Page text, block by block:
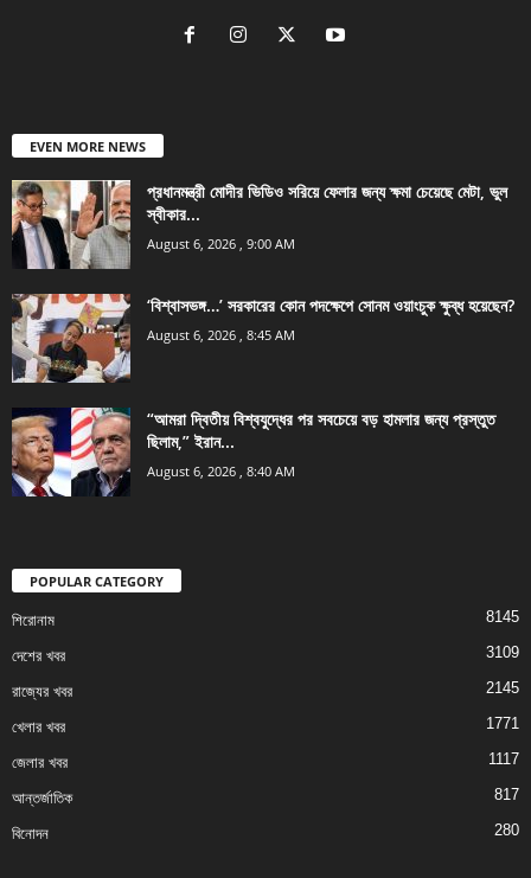
EVEN MORE NEWS
প্রধানমন্ত্রী মোদীর ভিডিও সরিয়ে ফেলার জন্য ক্ষমা চেয়েছে মেটা, ভুল
স্বীকার...
August 6, 2026 , 9:00 AM
‘বিশ্বাসভঙ্গ…’ সরকারের কোন পদক্ষেপে সোনম ওয়াংচুক ক্ষুব্ধ হয়েছেন?
August 6, 2026 , 8:45 AM
“আমরা দ্বিতীয় বিশ্বযুদ্ধের পর সবচেয়ে বড় হামলার জন্য প্রস্তুত
ছিলাম,” ইরান...
August 6, 2026 , 8:40 AM
POPULAR CATEGORY
শিরোনাম 8145
দেশের খবর 3109
রাজ্যের খবর 2145
খেলার খবর 1771
জেলার খবর 1117
আন্তর্জাতিক 817
বিনোদন 280